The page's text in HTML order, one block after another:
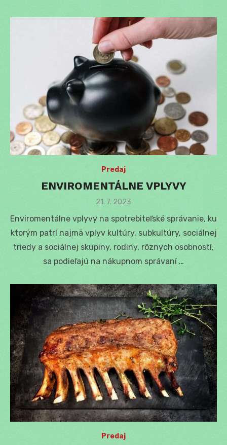
Predaj
ENVIROMENTÁLNE VPLYVY
Posted
21. 7. 2023
Enviromentálne vplyvy na spotrebiteľské správanie, ku
ktorým patrí najmä vplyv kultúry, subkultúry, sociálnej
triedy a sociálnej skupiny, rodiny, rôznych osobností,
sa podieľajú na nákupnom správaní …
Predaj